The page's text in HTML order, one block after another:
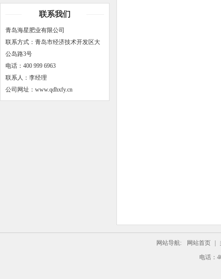
联系我们
青岛海星肥业有限公司
联系方式：青岛市经济技术开发区大
公岛路3号
电话：400 999 6963
联系人：李经理
公司网址：www.qdhxfy.cn
网站导航: 网站首页
电话：